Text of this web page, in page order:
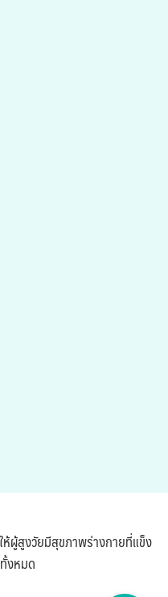
ผู้สูงวัยมีสุขภาพร่างกายที่แข็ง
งหมด